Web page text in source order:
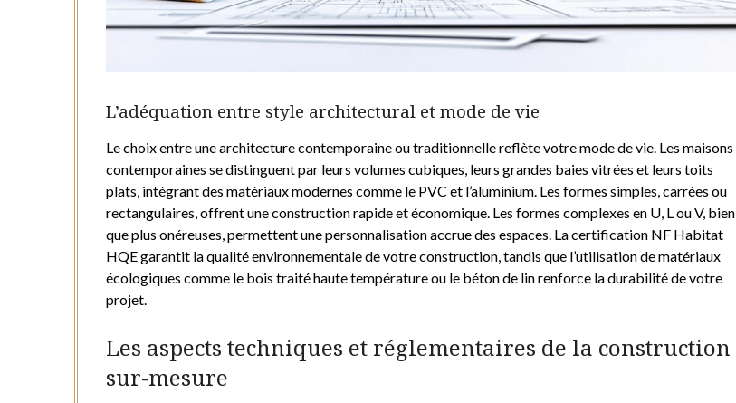
L’adéquation entre style architectural et mode de vie
Le choix entre une architecture contemporaine ou traditionnelle reflète votre mode de vie. Les maisons
contemporaines se distinguent par leurs volumes cubiques, leurs grandes baies vitrées et leurs toits
plats, intégrant des matériaux modernes comme le PVC et l’aluminium. Les formes simples, carrées ou
rectangulaires, offrent une construction rapide et économique. Les formes complexes en U, L ou V, bien
que plus onéreuses, permettent une personnalisation accrue des espaces. La certification NF Habitat
HQE garantit la qualité environnementale de votre construction, tandis que l’utilisation de matériaux
écologiques comme le bois traité haute température ou le béton de lin renforce la durabilité de votre
projet.
Les aspects techniques et réglementaires de la construction
sur-mesure